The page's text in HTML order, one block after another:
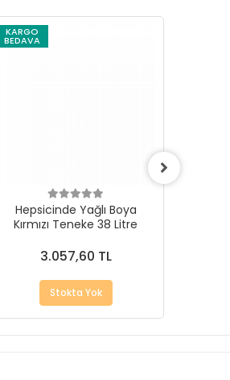
KARGO
BEDAVA
Hepsicinde Yağlı Boya
Kırmızı Teneke 38 Litre
3.057,60 TL
Stokta Yok